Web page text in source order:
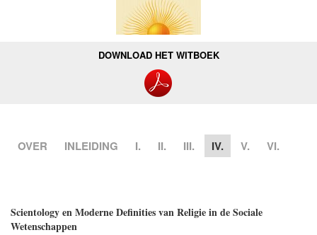
DOWNLOAD HET WITBOEK
OVER INLEIDING I. II. III. IV. V. VI.
Scientology en Moderne Definities van Religie in de Sociale
Wetenschappen